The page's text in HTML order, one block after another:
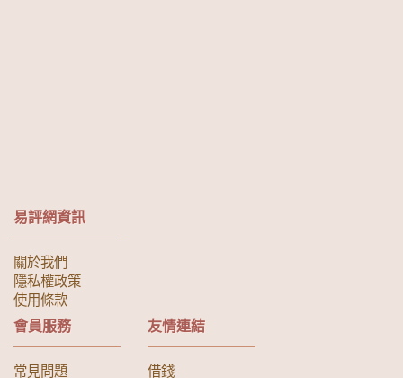
易評網資訊
關於我們
隱私權政策
使用條款
會員服務
常見問題
友情連結
借錢